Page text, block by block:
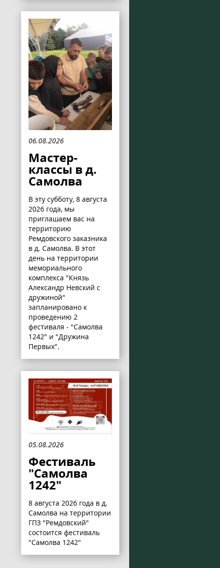
06.08.2026
Мастер-
классы в д.
Самолва
В эту субботу, 8 августа
2026 года, мы
приглашаем вас на
территорию
Ремдовского заказника
в д. Самолва. В этот
день на территории
мемориального
комплекса "Князь
Александр Невский с
дружиной"
запланировано к
проведению 2
фестиваля - "Самолва
1242" и "Дружина
Первых".
05.08.2026
Фестиваль
"Самолва
1242"
8 августа 2026 года в д.
Самолва на территории
ГПЗ "Ремдовский"
состоится фестиваль
"Самолва 1242"